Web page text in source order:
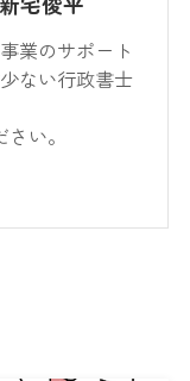
業のサポート
ない行政書士
い。